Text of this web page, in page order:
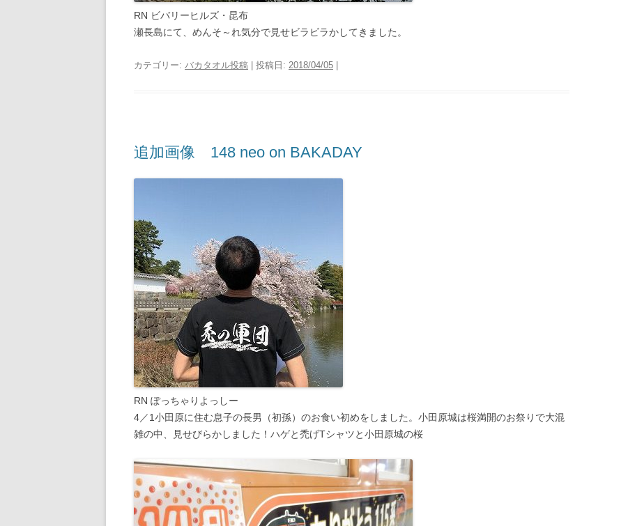
RN ビバリーヒルズ・昆布
瀬長島にて、めんそ～れ気分で見せビラビラかしてきました。
カテゴリー: バカタオル投稿 | 投稿日: 2018/04/05
追加画像 148 neo on BAKADAY
RN ぽっちゃりよっしー
4／1小田原に住む息子の長男（初孫）のお食い初めをしました。小田原城は桜満開のお祭りで大混
雑の中、見せびらかしました！ハゲと禿げTシャツと小田原城の桜